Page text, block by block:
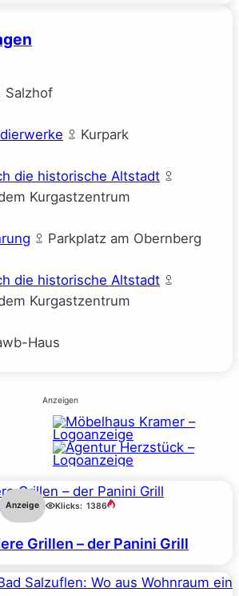
Salzhof
Kurpark
die historische Altstadt
Kurgastzentrum
Parkplatz am Obernberg
die historische Altstadt
Kurgastzentrum
Haus
Anzeigen
Anzeige Klicks: 1386
Grillen – der Panini Grill